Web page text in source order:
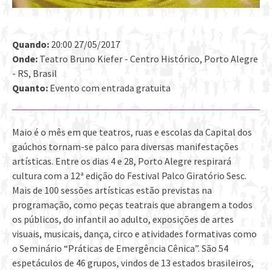
Quando: 20:00 27/05/2017
Onde: Teatro Bruno Kiefer - Centro Histórico, Porto Alegre
- RS, Brasil
Quanto: Evento com entrada gratuita
Maio é o mês em que teatros, ruas e escolas da Capital dos
gaúchos tornam-se palco para diversas manifestações
artísticas. Entre os dias 4 e 28, Porto Alegre respirará
cultura com a 12ª edição do Festival Palco Giratório Sesc.
Mais de 100 sessões artísticas estão previstas na
programação, como peças teatrais que abrangem a todos
os públicos, do infantil ao adulto, exposições de artes
visuais, musicais, dança, circo e atividades formativas como
o Seminário “Práticas de Emergência Cênica”. São 54
espetáculos de 46 grupos, vindos de 13 estados brasileiros,